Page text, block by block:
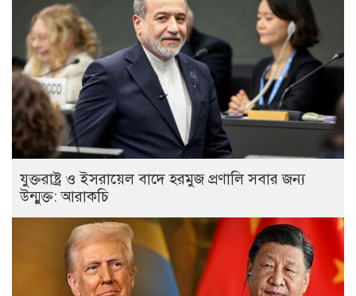
যুক্তরাষ্ট্র ও ইসরায়েল বাদে হরমুজ প্রণালি সবার জন্য
উন্মুক্ত: আরাকচি